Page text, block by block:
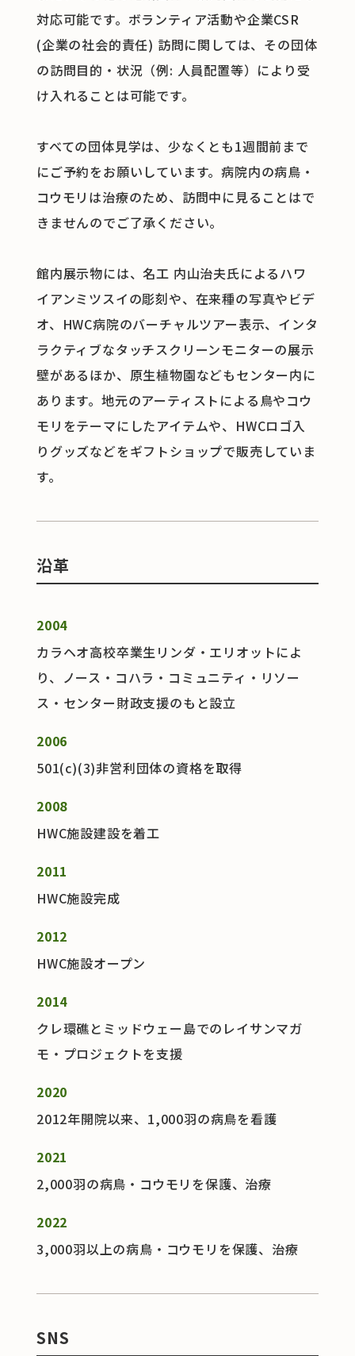
対応可能です。ボランティア活動や企業CSR
(企業の社会的責任) 訪問に関しては、その団体
の訪問目的・状況（例: 人員配置等）により受
け入れることは可能です。
すべての団体見学は、少なくとも1週間前まで
にご予約をお願いしています。病院内の病鳥・
コウモリは治療のため、訪問中に見ることはで
きませんのでご了承ください。
館内展示物には、名工 内山治夫氏によるハワ
イアンミツスイの彫刻や、在来種の写真やビデ
オ、HWC病院のバーチャルツアー表示、インタ
ラクティブなタッチスクリーンモニターの展示
壁があるほか、原生植物園などもセンター内に
あります。地元のアーティストによる鳥やコウ
モリをテーマにしたアイテムや、HWCロゴ入
りグッズなどをギフトショップで販売していま
す。
沿革
2004
カラヘオ高校卒業生リンダ・エリオットによ
り、ノース・コハラ・コミュニティ・リソー
ス・センター財政支援のもと設立
2006
501(c)(3)非営利団体の資格を取得
2008
HWC施設建設を着工
2011
HWC施設完成
2012
HWC施設オープン
2014
クレ環礁とミッドウェー島でのレイサンマガ
モ・プロジェクトを支援
2020
2012年開院以来、1,000羽の病鳥を看護
2021
2,000羽の病鳥・コウモリを保護、治療
2022
3,000羽以上の病鳥・コウモリを保護、治療
SNS